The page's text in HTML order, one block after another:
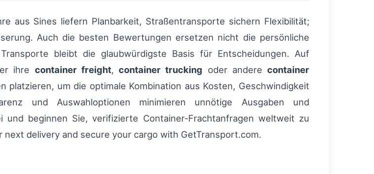
aus Sines liefern Planbarkeit, Straßentransporte sichern Flexibilität;
Auch die besten Bewertungen ersetzen nicht die persönliche
bleibt die glaubwürdigste Basis für Entscheidungen. Auf
ihre container freight, container trucking oder andere container
platzieren, um die optimale Kombination aus Kosten, Geschwindigkeit
und Auswahloptionen minimieren unnötige Ausgaben und
und beginnen Sie, verifizierte Container-Frachtanfragen weltweit zu
next delivery and secure your cargo with GetTransport.com.